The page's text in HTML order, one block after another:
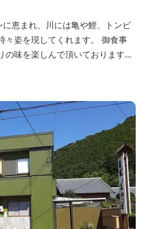
恵まれ、川には亀や鯉、トンビ
々姿を現してくれます。 御食事
味を楽しんで頂いております。